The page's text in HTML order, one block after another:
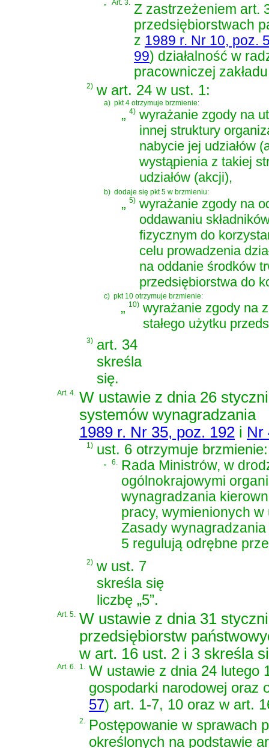
„ Art. 3. Z zastrzeżeniem art.
przedsiębiorstwach
z 1989 r. Nr 10, poz.
99) działalność w
pracowniczej
2) w art. 24 w ust. 1:
a) pkt 4 otrzymuje brzmienie:
„4) wyrażanie zgody na
innej struktury
nabycie jej udziałów
wystąpienia z takiej
udziałów (akcji),
b) dodaje się pkt 5 w brzmieniu:
„5) wyrażanie zgody na
oddawaniu
fizycznym do
celu prowadzenia
na oddanie środków
przedsiębiorstwa do
c) pkt 10 otrzymuje brzmienie:
„ 10) wyrażanie zgody na
stałego użytku
3) art. 34
skreśla
się.
Art. 4. W ustawie z dnia 26
systemów wynagradzania
1989 r. Nr 35, poz. 192 i Nr
1) ust. 6 otrzymuje brzmienie:
„ 6. Rada Ministrów, w
ogólnokrajowymi
wynagradzania
pracy, wymienionych
Zasady
5 regulują odrębne
2) w ust. 7
skreśla się
liczbę „5”.
Art. 5. W ustawie z dnia 31
przedsiębiorstw
w art. 16 ust. 2 i 3 skreśla
Art. 6. 1. W ustawie z dnia 24 lutego
gospodarki narodowej oraz
57) art. 1-7, 10 oraz w art.
2. Postępowanie w sprawach
określonych na podstawie